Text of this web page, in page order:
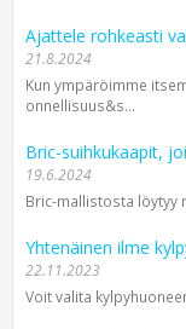
Ajattele rohkeasti
21.8.2024
Kun ympäröimme
onnellisuus&s...
Bric-suihkukaapit,
19.6.2024
Bric-mallistosta löytyy
Yhtenäinen ilme
22.11.2023
Voit valita